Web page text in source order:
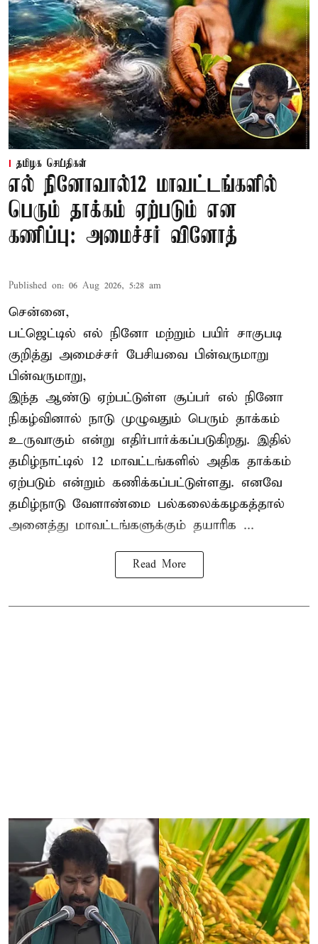
தமிழக செய்திகள்
எல் நினோவால்12 மாவட்டங்களில்
பெரும் தாக்கம் ஏற்படும் என
கணிப்பு: அமைச்சர் வினோத்
Published on: 06 Aug 2026, 5:28 am
சென்னை,
பட்ஜெட்டில் எல் நினோ மற்றும் பயிர் சாகுபடி
குறித்து அமைச்சர் பேசியவை பின்வருமாறு
பின்வருமாறு,
இந்த ஆண்டு ஏற்பட்டுள்ள சூப்பர் எல் நினோ
நிகழ்வினால் நாடு முழுவதும் பெரும் தாக்கம்
உருவாகும் என்று எதிர்பார்க்கப்படுகிறது. இதில்
தமிழ்நாட்டில் 12 மாவட்டங்களில் அதிக தாக்கம்
ஏற்படும் என்றும் கணிக்கப்பட்டுள்ளது. எனவே
தமிழ்நாடு வேளாண்மை பல்கலைக்கழகத்தால்
அனைத்து மாவட்டங்களுக்கும் தயாரிக ...
Read More